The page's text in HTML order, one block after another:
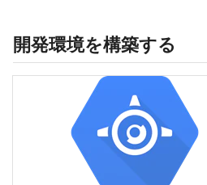
開発環境を構築する